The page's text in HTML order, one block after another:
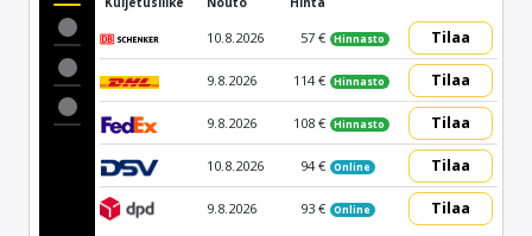
10.8.2026 57 € Hinnasto Tilaa
9.8.2026 114 € Hinnasto Tilaa
9.8.2026 108 € Hinnasto Tilaa
10.8.2026 94 € Online Tilaa
9.8.2026 93 € Online Tilaa